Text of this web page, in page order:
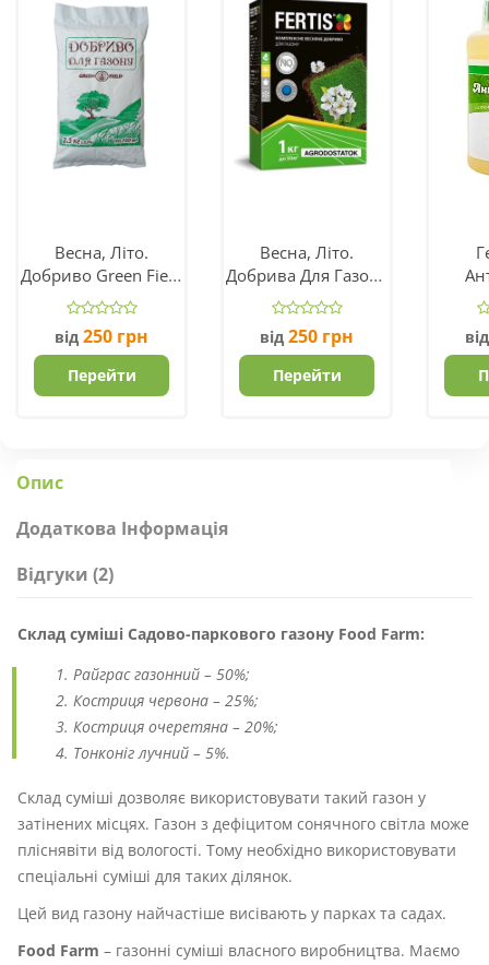
Весна, Літо.
Добриво Green Field
(Україна)
від250 грн
Перейти
Весна, Літо.
Добрива Для Газону
Fertis NPK 17.6.11
від250 грн
Перейти
Опис
Додаткова Інформація
Відгуки (2)
Склад суміші Садово-паркового газону Food Farm:
Райграс газонний – 50%;
Костриця червона – 25%;
Костриця очеретяна – 20%;
Тонконіг лучний – 5%.
Склад суміші дозволяє використовувати такий газон у
затінених місцях. Газон з дефіцитом сонячного світла може
пліснявіти від вологості. Тому необхідно використовувати
спеціальні суміші для таких ділянок.
Цей вид газону найчастіше висівають у парках та садах.
Food Farm – газонні суміші власного виробництва. Маємо